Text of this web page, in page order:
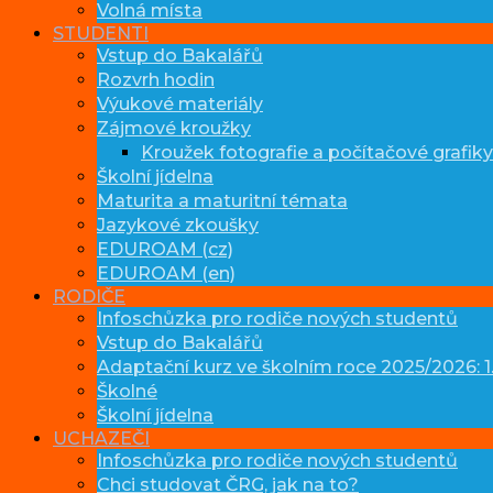
Volná místa
STUDENTI
Vstup do Bakalářů
Rozvrh hodin
Výukové materiály
Zájmové kroužky
Kroužek fotografie a počítačové grafiky
Školní jídelna
Maturita a maturitní témata
Jazykové zkoušky
EDUROAM (cz)
EDUROAM (en)
RODIČE
Infoschůzka pro rodiče nových studentů
Vstup do Bakalářů
Adaptační kurz ve školním roce 2025/2026:
Školné
Školní jídelna
UCHAZEČI
Infoschůzka pro rodiče nových studentů
Chci studovat ČRG, jak na to?